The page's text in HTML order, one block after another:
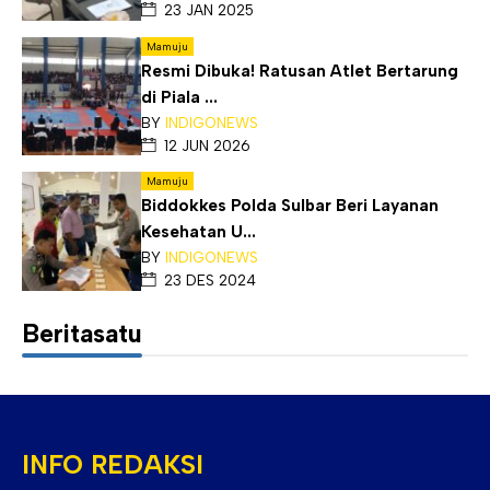
23 JAN 2025
Mamuju
Resmi Dibuka! Ratusan Atlet Bertarung
di Piala ...
BY INDIGONEWS
12 JUN 2026
Mamuju
Biddokkes Polda Sulbar Beri Layanan
Kesehatan U...
BY INDIGONEWS
23 DES 2024
Beritasatu
INFO REDAKSI